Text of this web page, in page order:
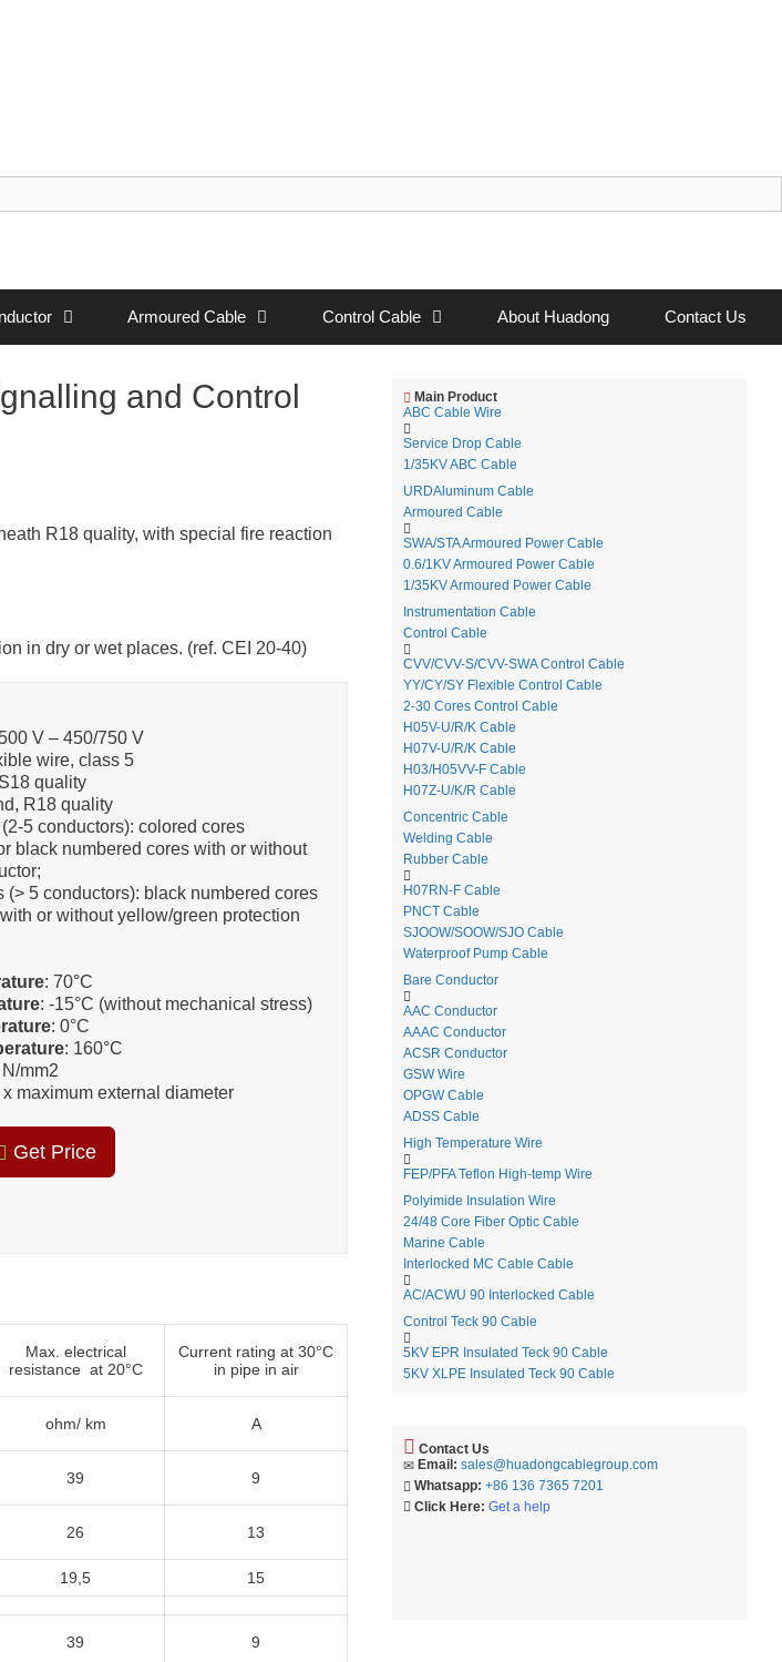
Armoured Cable Control Cable About Huadong Contact Us
and Control
R18 quality, with special fire reaction
in dry or wet places. (ref. CEI 20-40)
V – 450/750 V
wire, class 5
quality
R18 quality
5 conductors): colored cores
black numbered cores with or without
5 conductors): black numbered cores
or without yellow/green protection
: 70°C
: -15°C (without mechanical stress)
: 0°C
: 160°C
mm2
x maximum external diameter
Get Price
Max. electrical
resistance at 20°C
Current rating at 30°C
in pipe in air
ohm/ km A
39 9
26 13
19,5 15
39 9
Main Product
ABC Cable Wire
Service Drop Cable
1/35KV ABC Cable
URDAluminum Cable
Armoured Cable
SWA/STA Armoured Power Cable
0.6/1KV Armoured Power Cable
1/35KV Armoured Power Cable
Instrumentation Cable
Control Cable
CVV/CVV-S/CVV-SWA Control Cable
YY/CY/SY Flexible Control Cable
2-30 Cores Control Cable
H05V-U/R/K Cable
H07V-U/R/K Cable
H03/H05VV-F Cable
H07Z-U/K/R Cable
Concentric Cable
Welding Cable
Rubber Cable
H07RN-F Cable
PNCT Cable
SJOOW/SOOW/SJO Cable
Waterproof Pump Cable
Bare Conductor
AAC Conductor
AAAC Conductor
ACSR Conductor
GSW Wire
OPGW Cable
ADSS Cable
High Temperature Wire
FEP/PFA Teflon High-temp Wire
Polyimide Insulation Wire
24/48 Core Fiber Optic Cable
Marine Cable
Interlocked MC Cable Cable
AC/ACWU 90 Interlocked Cable
Control Teck 90 Cable
5KV EPR Insulated Teck 90 Cable
5KV XLPE Insulated Teck 90 Cable
Contact Us
Email: sales@huadongcablegroup.com
Whatsapp: +86 136 7365 7201
Click Here: Get a help